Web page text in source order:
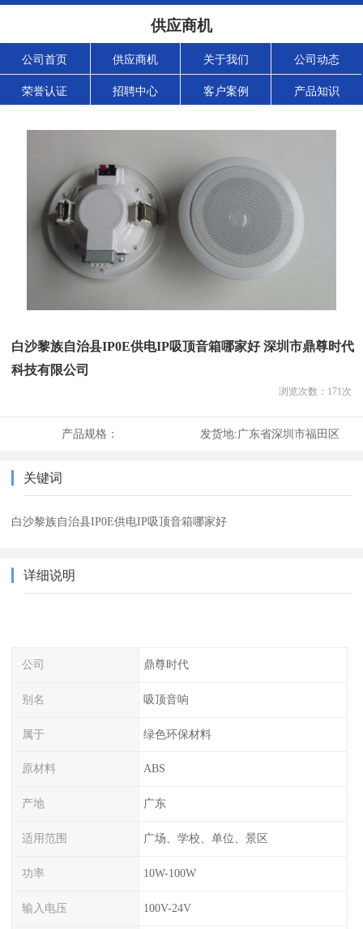
供应商机
公司首页 供应商机 关于我们 公司动态
荣誉认证 招聘中心 客户案例 产品知识
白沙黎族自治县IP0E供电IP吸顶音箱哪家好 深圳市鼎尊时代
科技有限公司
浏览次数： 171次
产品规格： 发货地:广东省深圳市福田区
关键词
白沙黎族自治县IP0E供电IP吸顶音箱哪家好
详细说明
公司 鼎尊时代
别名 吸顶音响
属于 绿色环保材料
原材料 ABS
产地 广东
适用范围 广场、学校、单位、景区
功率 10W-100W
输入电压 100V-24V